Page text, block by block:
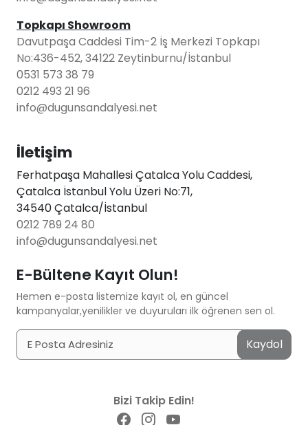
Topkapı Showroom
Davutpaşa Caddesi Tim-2 İş Merkezi Topkapı
No:436-452, 34122 Zeytinburnu/İstanbul
0531 573 38 79
0212 493 21 96
info@dugunsandalyesi.net
İletişim
Ferhatpaşa Mahallesi Çatalca Yolu Caddesi,
Çatalca İstanbul Yolu Üzeri No:71,
34540 Çatalca/İstanbul
0212 789 24 80
info@dugunsandalyesi.net
E-Bültene Kayıt Olun!
Hemen e-posta listemize kayıt ol, en güncel
kampanyalar,yenilikler ve duyuruları ilk öğrenen sen ol.
Kaydol
Bizi Takip Edin!